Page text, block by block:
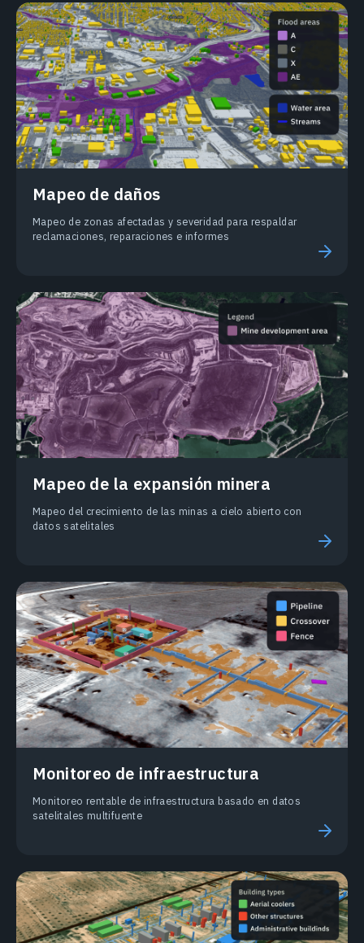
Mapeo de daños
Mapeo de zonas afectadas y severidad para respaldar
reclamaciones, reparaciones e informes
Mapeo de la expansión minera
Mapeo del crecimiento de las minas a cielo abierto con
datos satelitales
Monitoreo de infraestructura
Monitoreo rentable de infraestructura basado en datos
satelitales multifuente